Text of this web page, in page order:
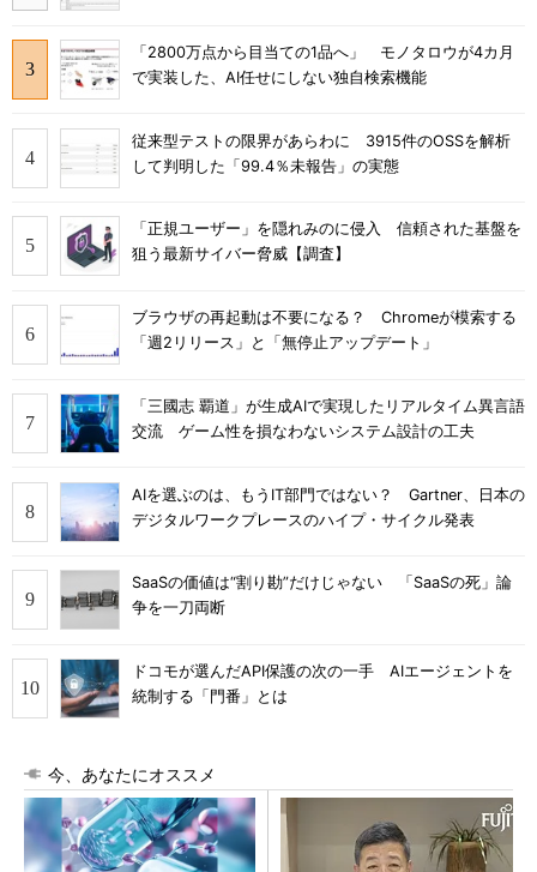
「2800万点から目当ての1品へ」 モノタロウが4カ月
で実装した、AI任せにしない独自検索機能
従来型テストの限界があらわに 3915件のOSSを解析
して判明した「99.4％未報告」の実態
「正規ユーザー」を隠れみのに侵入 信頼された基盤を
狙う最新サイバー脅威【調査】
ブラウザの再起動は不要になる？ Chromeが模索する
「週2リリース」と「無停止アップデート」
「三國志 覇道」が生成AIで実現したリアルタイム異言語
交流 ゲーム性を損なわないシステム設計の工夫
AIを選ぶのは、もうIT部門ではない？ Gartner、日本の
デジタルワークプレースのハイプ・サイクル発表
SaaSの価値は“割り勘”だけじゃない 「SaaSの死」論
争を一刀両断
ドコモが選んだAPI保護の次の一手 AIエージェントを
統制する「門番」とは
今、あなたにオススメ